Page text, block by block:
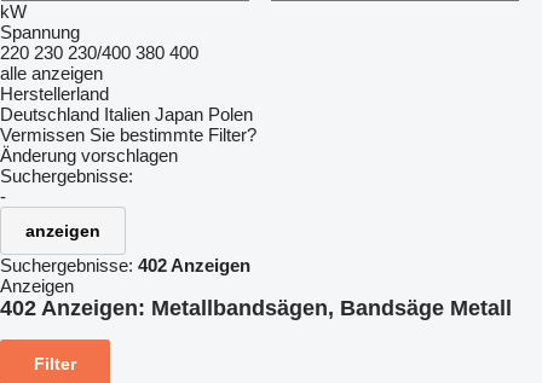
kW
Spannung
220 230 230/400 380 400
alle anzeigen
Herstellerland
Deutschland Italien Japan Polen
Vermissen Sie bestimmte Filter?
Änderung vorschlagen
Suchergebnisse:
-
anzeigen
Suchergebnisse: 402 Anzeigen
Anzeigen
402 Anzeigen: Metallbandsägen, Bandsäge Metall
Filter